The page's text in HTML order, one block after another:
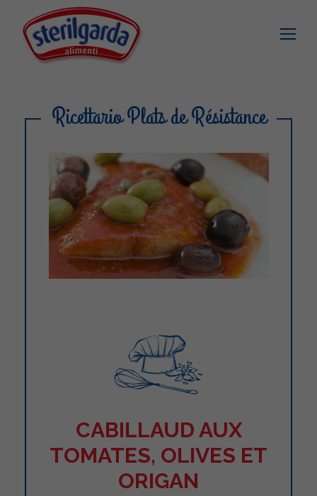
Ricettario Plats de Résistance
CABILLAUD AUX
TOMATES, OLIVES ET
ORIGAN